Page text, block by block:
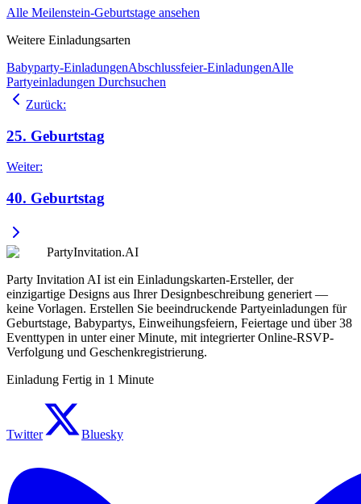
Alle Meilenstein-Geburtstage ansehen
Weitere Einladungsarten
Babyparty-EinladungenAbschlussfeier-EinladungenAlle
Partyeinladungen Durchsuchen
Zurück:
25. Geburtstag
Weiter:
40. Geburtstag
PartyInvitation.AI
Party Invitation AI ist ein Einladungskarten-Ersteller, der
einzigartige Designs aus Ihrer Designbeschreibung generiert —
keine Vorlagen. Erstellen Sie beeindruckende Partyeinladungen für
Geburtstage, Babypartys, Einweihungsfeiern, Feiertage und über 38
Eventtypen in unter einer Minute, mit integrierter Online-RSVP-
Verfolgung und Geschenkregistrierung.
Einladung Fertig in 1 Minute
Twitter Bluesky